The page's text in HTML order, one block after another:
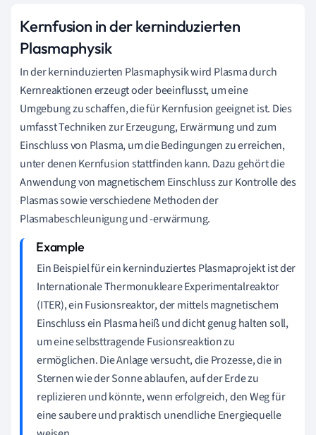
Kernfusion in der kerninduzierten
Plasmaphysik
In der kerninduzierten Plasmaphysik wird Plasma durch
Kernreaktionen erzeugt oder beeinflusst, um eine
Umgebung zu schaffen, die für Kernfusion geeignet ist. Dies
umfasst Techniken zur Erzeugung, Erwärmung und zum
Einschluss von Plasma, um die Bedingungen zu erreichen,
unter denen Kernfusion stattfinden kann. Dazu gehört die
Anwendung von magnetischem Einschluss zur Kontrolle des
Plasmas sowie verschiedene Methoden der
Plasmabeschleunigung und -erwärmung.
Ein Beispiel für ein kerninduziertes Plasmaprojekt ist der
Internationale Thermonukleare Experimentalreaktor
(ITER), ein Fusionsreaktor, der mittels magnetischem
Einschluss ein Plasma heiß und dicht genug halten soll,
um eine selbsttragende Fusionsreaktion zu
ermöglichen. Die Anlage versucht, die Prozesse, die in
Sternen wie der Sonne ablaufen, auf der Erde zu
replizieren und könnte, wenn erfolgreich, den Weg für
eine saubere und praktisch unendliche Energiequelle